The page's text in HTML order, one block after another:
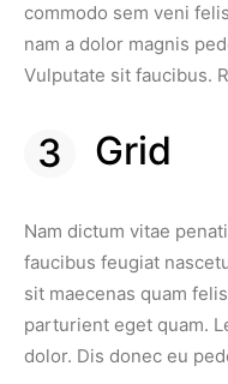
commodo sem veni
nam a dolor magnis
Vulputate sit faucibus.
Grid
Nam dictum vitae
faucibus feugiat
sit maecenas quam
parturient eget quam.
dolor. Dis donec eu